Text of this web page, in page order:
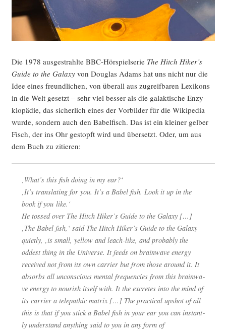
Die 1978 aus­ge­strahl­te BBC-Hör­spiel­se­rie The Hitch Hiker’s
Gui­de to the Gala­xyvon Dou­glas Adams hat uns nicht nur die
Idee eines freund­li­chen, von über­all aus zugreif­ba­ren Lexi­kons
in die Welt gesetzt – sehr viel bes­ser als die galak­ti­sche Enzy­
klo­pä­die, das sicher­lich eines der Vor­bil­der für die Wiki­pe­dia
wur­de, son­dern auch den Babel­fisch. Das ist ein klei­ner gel­ber
Fisch, der ins Ohr gestopft wird und über­setzt. Oder, um aus
dem Buch zu zitieren:
‚What’s this fish doing in my ear?‘
‚It’s trans­la­ting for you. It’s a Babel fish. Look it up in the
book if you like.‘
He tos­sed over The Hitch Hiker’s Gui­de to the Gala­xy[…]
‚The Babel fish,‘ said The Hitch Hiker’s Gui­de to the Gala­xy
quiet­ly, ‚is small, yel­low and leach-like, and pro­ba­b­ly the
oddest thing in the Uni­ver­se. It feeds on brain­wa­ve ener­gy
recei­ved not from its own car­ri­er but from tho­se around it. It
absorbs all uncon­scious men­tal fre­quen­ci­es from this brain­wa­
ve ener­gy to nou­rish its­elf with. It the excre­tes into the mind of
its car­ri­er a tele­pa­thic matrix […] The prac­ti­cal upshot of all
this is that if you stick a Babel fish in your ear you can instant­
ly under­stand any­thing said to you in any form of